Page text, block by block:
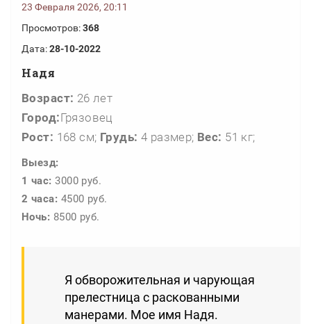
23 Февраля 2026, 20:11
Просмотров:368
Дата:28-10-2022
Надя
Возраст: 26 лет
Город:Грязовец
Рост: 168 см; Грудь: 4 размер; Вес: 51 кг;
Выезд:
1 час: 3000 руб.
2 часа: 4500 руб.
Ночь: 8500 руб.
Я обворожительная и чарующая
прелестница с раскованными
манерами. Мое имя Надя.